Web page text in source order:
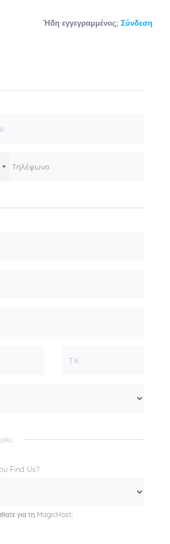
Ήδη εγγεγραμμένος; Σύνδεση
Find Us?
για τη MagicHost;